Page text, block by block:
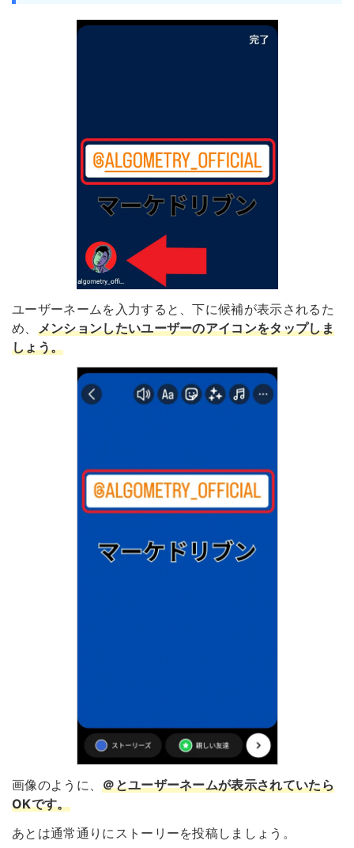
ユーザーネームを入力すると、下に候補が表示されるた
め、 メンションしたいユーザーのアイコンをタップしま
しょう。
画像のように、＠とユーザーネームが表示されていたら
OKです。
あとは通常通りにストーリーを投稿しましょう。